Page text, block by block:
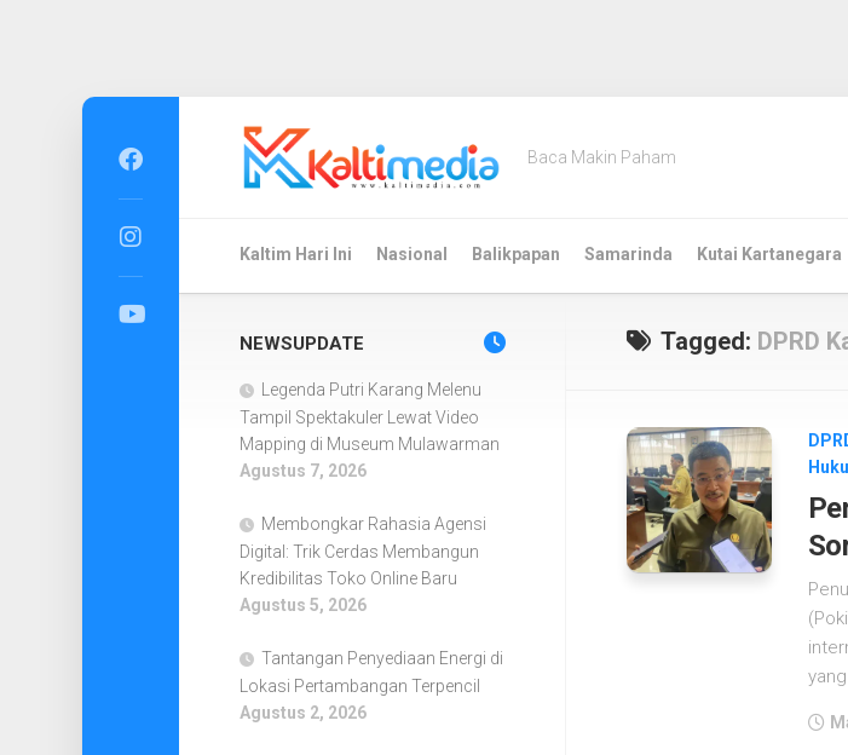
Baca Makin Paham
Kaltim Hari Ini Nasional Balikpapan Samarinda Kutai Kartanegara
Tagged: DPRD
NEWSUPDATE
Legenda Putri Karang Melenu
Tampil Spektakuler Lewat Video
Mapping di Museum Mulawarman
Agustus 7, 2026
Membongkar Rahasia Agensi
Digital: Trik Cerdas Membangun
Kredibilitas Toko Online Baru
Agustus 5, 2026
Tantangan Penyediaan Energi di
Lokasi Pertambangan Terpencil
Agustus 2, 2026